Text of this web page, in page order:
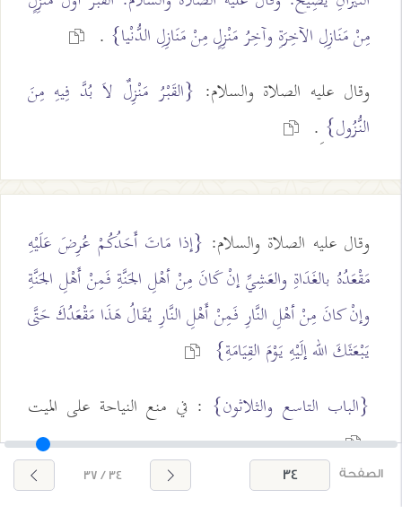
مِنْ مَنَازِلِ الآخِرَةِ وآخِرُ مَنْزِلٍ مِنْ مَنَازِلِ الدُّنْيا} .
وقال عليه الصلاة والسلام: {القَبْرُ مَنْزِلٌ لاَ بُدَّ فِيهِ مِنَ
النُّزُول} ِ.
وقال عليه الصلاة والسلام: {إذا مَاتَ أَحَدُكُمْ عُرِضَ عَلَيْهِ
مَقْعَدُهُ بالغَدَاةِ والعَشِيِّ إنْ كَانَ مِنْ أهْلِ الجَنَّةِ فَمِنْ أَهْلِ الجَنَّةِ
وإنْ كانَ مِنْ أهْلِ النَّارِ فَمِنْ أَهْلِ النَّارِ يُقَالُ هَذَا مَقْعَدُكَ حَتَّى
يَبْعَثَكَ الله إلَيْهِ يَوْمَ القِيَامَةِ}
{الباب التاسع والثلاثون} : في منع النياحة على الميت
قال النبي صلى الله عليه وسلم:{النِّيَاحَةُ عَمَلٌ مِنْ أعْمَالِ
الصفحة 34 / 37